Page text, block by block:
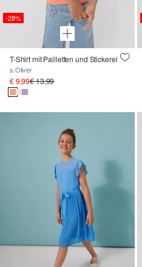
-28%
T-Shirt mit Pailletten und Stickerei
s.Oliver
€ 9,99€ 13,99